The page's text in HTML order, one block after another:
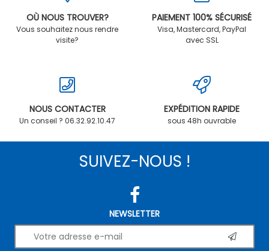
OÙ NOUS TROUVER?
Vous souhaitez nous rendre
visite?
PAIEMENT 100% SÉCURISÉ
Visa, Mastercard, PayPal
avec SSL
NOUS CONTACTER
Un conseil ? 06.32.92.10.47
EXPÉDITION RAPIDE
sous 48h ouvrable
SUIVEZ-NOUS !
NEWSLETTER